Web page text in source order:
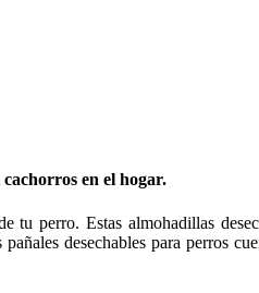
cachorros en el hogar.
tu perro. Estas almohadillas
desechables para perros